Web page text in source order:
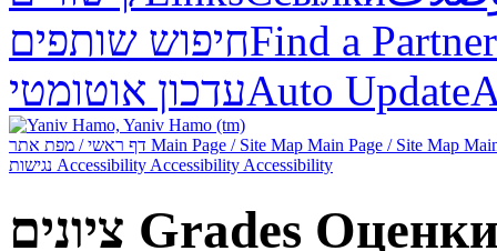
חיפוש שותפיםFind a Partner
עדכון אוטומטיAuto Update
Main Page / Site Map Main Page / Site Map
Accessibility Accessibility Accessibility
ציונים Grades